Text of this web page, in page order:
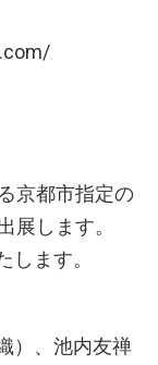
京都市指定の
展します。
ます。
）、池内友禅